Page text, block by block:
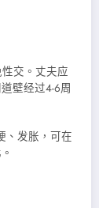
交。丈夫应
壁经过4-6周
发胀，可在